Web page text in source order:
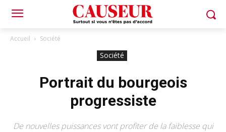
Accueil Société
Société
Portrait du bourgeois
progressiste
De nouvelles puissances vont profiter de la faiblesse qui